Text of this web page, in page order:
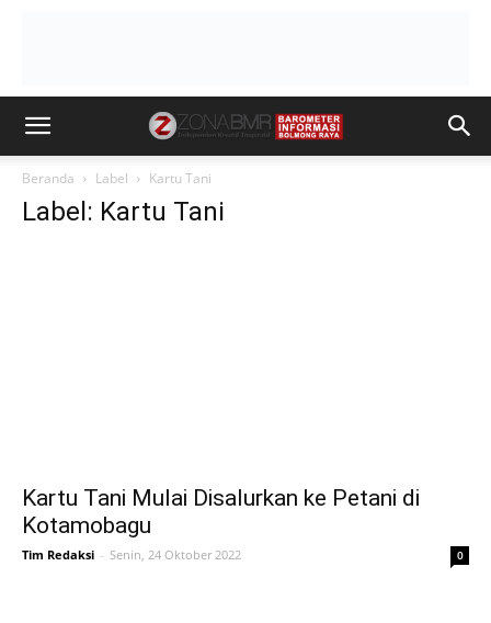
Beranda Label Kartu Tani
Label: Kartu Tani
Kartu Tani Mulai Disalurkan ke Petani di
Kotamobagu
Tim Redaksi - Senin, 24 Oktober 2022 0